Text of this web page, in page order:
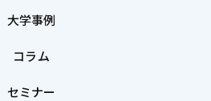
大学事例
コラム
セミナー